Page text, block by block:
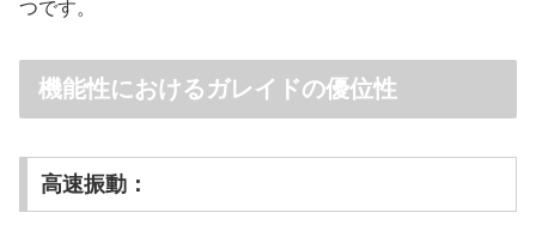
つです。
機能性におけるガレイドの優位性
高速振動：